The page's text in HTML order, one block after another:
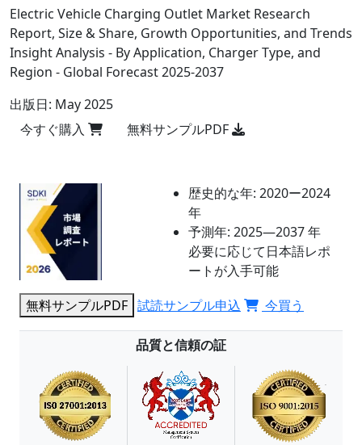
Electric Vehicle Charging Outlet Market Research
Report, Size & Share, Growth Opportunities, and Trends
Insight Analysis - By Application, Charger Type, and
Region - Global Forecast 2025-2037
出版日: May 2025
今すぐ購入
無料サンプルPDF
歴史的な年: 2020ー2024
年
予測年: 2025―2037 年
必要に応じて日本語レポ
ートが入手可能
無料サンプルPDF 試読サンプル申込 今買う
品質と信頼の証